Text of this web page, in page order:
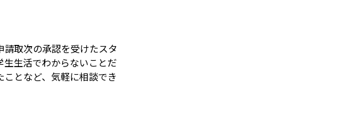
取次の承認を受けたスタ
生活でわからないことだ
となど、気軽に相談でき